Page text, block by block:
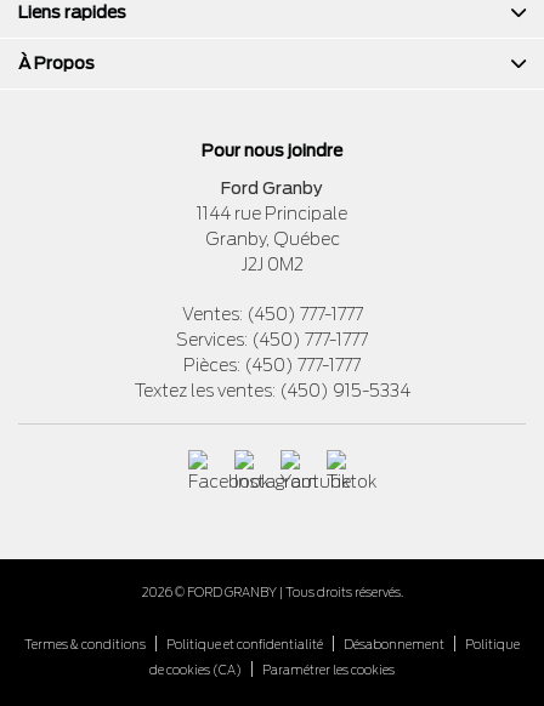
Pour nous joindre
Ford Granby
1144 rue Principale
Granby, Québec
J2J 0M2
Ventes: (450) 777-1777
Services: (450) 777-1777
Pièces: (450) 777-1777
Textez les ventes: (450) 915-5334
Liens rapides
À Propos
2026 © FORD GRANBY| Tous droits réservés.
Termes & conditions | Politique et confidentialité | Désabonnement |
Politique
de cookies (CA)
| Paramétrer les cookies